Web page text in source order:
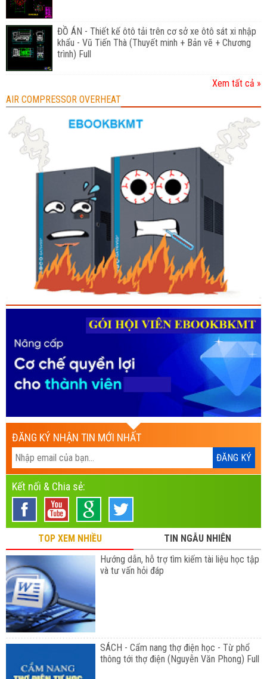
ĐỒ ÁN - Thiết kế ôtô tải trên cơ sở xe ôtô sát xi nhập
khẩu - Vũ Tiến Thà (Thuyết minh + Bản vẽ + Chương
trình) Full
Xem tất cả »
AIR COMPRESSOR OVERHEAT
ĐĂNG KÝ NHẬN TIN MỚI NHẤT
Kết nối & Chia sẻ:
TOP XEM NHIỀU
TIN NGẪU NHIÊN
Hướng dẫn, hỗ trợ tìm kiếm tài liệu học tập
và tư vấn hỏi đáp
SÁCH - Cẩm nang thợ điện học - Từ phổ
thông tới thợ điện (Nguyễn Văn Phong) Full